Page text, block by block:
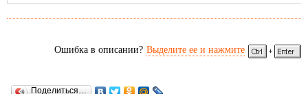
Ошибка в описании? Выделите ее и нажмите
Поделиться…